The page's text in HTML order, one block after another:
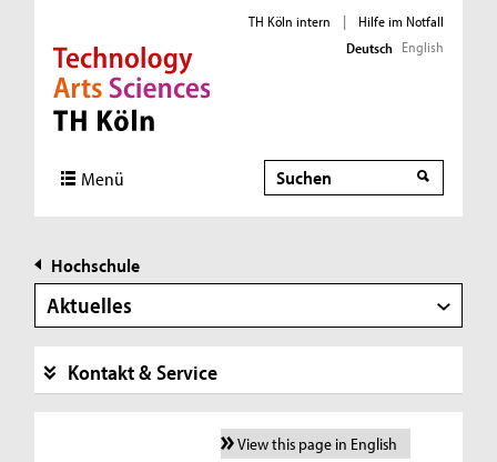
Direkt zur Hauptnavigation
Direkt zur Subnavigation
Direkt zum Inhalt
Direkt zum Fußbereich
TH Köln intern |
Hilfe im Notfall
Deutsch English
Menü Suche
Hochschule
Aktuelles
Kontakt & Service
View this page in English